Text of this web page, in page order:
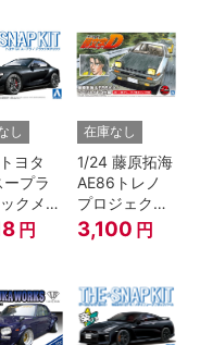
し
ヨタ
ープラ
クメタ
) 円
在庫なし
1/24 藤原拓海
AE86トレノ
プロジェクト
D仕様『頭文
字D』
3,100 円